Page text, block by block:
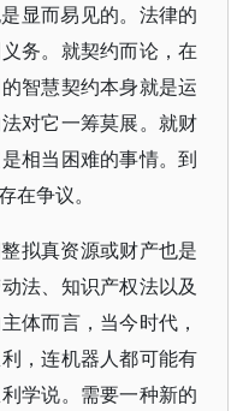
显而易见的。法律的
务。就契约而论，在
智慧契约本身就是运
对它一筹莫展。就财
相当困难的事情。到
在争议。
拟真资源或财产也是
法、知识产权法以及
体而言，当今时代，
，连机器人都可能有
学说。需要一种新的